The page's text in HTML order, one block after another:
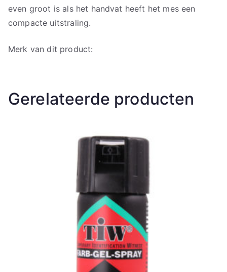
even groot is als het handvat heeft het mes een
compacte uitstraling.
Merk van dit product:
Gerelateerde producten